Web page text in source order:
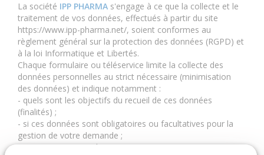
La société IPP PHARMA s'engage à ce que la collecte et le
traitement de vos données, effectués à partir du site
https://www.ipp-pharma.net/, soient conformes au
règlement général sur la protection des données (RGPD) et
à la loi Informatique et Libertés.
Chaque formulaire ou téléservice limite la collecte des
données personnelles au strict nécessaire (minimisation
des données) et indique notamment :
- quels sont les objectifs du recueil de ces données
(finalités) ;
- si ces données sont obligatoires ou facultatives pour la
gestion de votre demande ;
- qui pourra en prendre connaissance ( uniquement IPP